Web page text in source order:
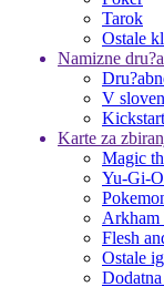
Tarok
Ostale
Namizne
V
Karte za
Magic
Yu-Gi-
Flesh
Ostale